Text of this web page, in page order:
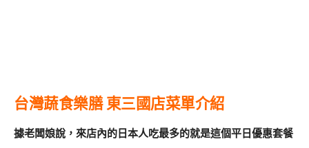
台灣蔬食樂膳 東三國店菜單介紹
據老闆娘說，來店內的日本人吃最多的就是這個平日優惠套餐